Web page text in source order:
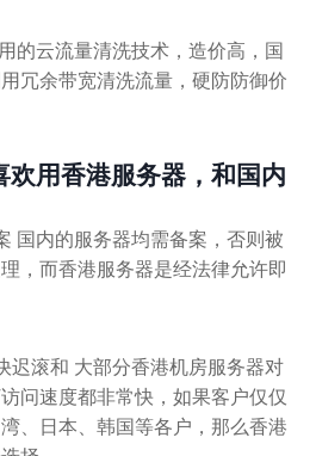
的云流量清洗技术，造价高，国
冗余带宽清洗流量，硬防防御价
欢用香港服务器，和国内
国内的服务器均需备案，否则被
，而香港服务器是经法律允许即
迟滚和 大部分香港机房服务器对
问速度都非常快，如果客户仅仅
、日本、韩国等各户，那么香港